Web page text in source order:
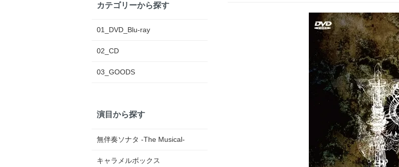
カテゴリーから探す
01_DVD_Blu-ray
02_CD
03_GOODS
演目から探す
無伴奏ソナタ -The Musical-
キャラメルボックス